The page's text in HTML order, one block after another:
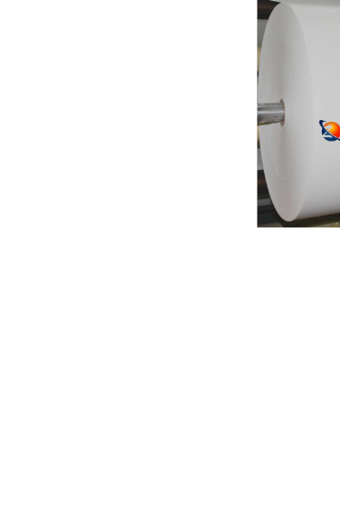
أو الكتالوجات: فصورة المنتج المطبوعة على ورقتنا
في الكتب، تقلل وضوح الورق الأوفستي من إجهاد العين،
فإن ورقتنا الأوفستية تحوّل كل تصميم إلى منتج
المجلات الرقيقة والخفيفة الوزن وانتهاءً بالغلاف السميك
الفريدة:
بالنصوص أو الكتيبات الإدارية)، أو لامع للحصول على
متوازن وممتع باللمس.
ذات الأحجام الكبيرة.
الأوفستية، وهي العملية التي يتم فيها نقل
طباعة مائلة، أو توقفات مكلفة لإصلاح الازدحام. كما أن
أسرع، ونتائج أكثر اتساقًا ضمن الدفعة. أما بالنسبة